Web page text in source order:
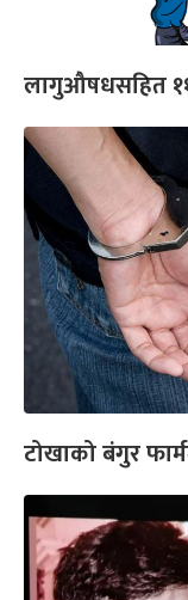
लागुऔषधसहित
टोखाको बंगुर